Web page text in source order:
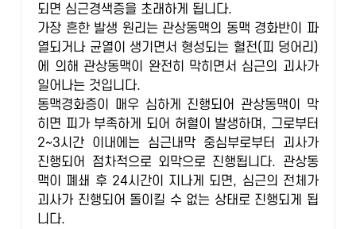
되면 심근경색증을 초래하게 됩니다.
가장 흔한 발생 원리는 관상동맥의 동맥 경화반이 파
열되거나 균열이 생기면서 형성되는 혈전(피 덩어리)
에 의해 관상동맥이 완전히 막히면서 심근의 괴사가
일어나는 것입니다.
동맥경화증이 매우 심하게 진행되어 관상동맥이 막
히면 피가 부족하게 되어 허혈이 발생하며, 그로부터
2~3시간 이내에는 심근내막 중심부로부터 괴사가
진행되어 점차적으로 외막으로 진행됩니다. 관상동
맥이 폐쇄 후 24시간이 지나게 되면, 심근의 전체가
괴사가 진행되어 돌이킬 수 없는 상태로 진행되게 됩
니다.